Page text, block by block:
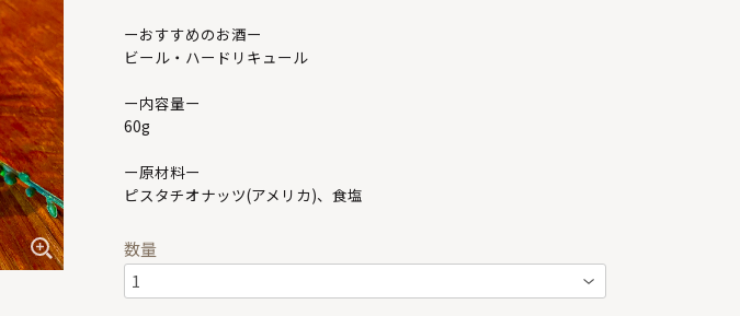
ーおすすめのお酒ー
ビール・ハードリキュール
ー内容量ー
60g
ー原材料ー
ピスタチオナッツ(アメリカ)、食塩
数量